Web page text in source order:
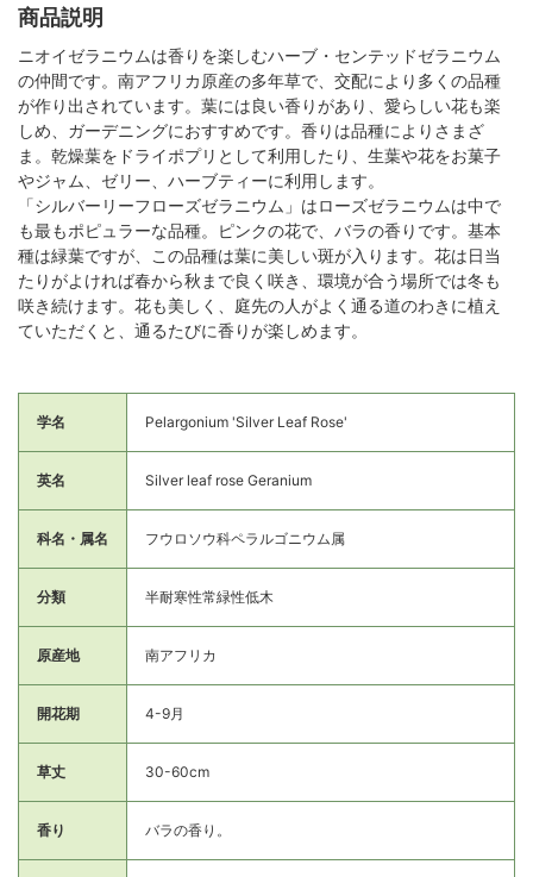
商品説明
ニオイゼラニウムは香りを楽しむハーブ・センテッドゼラニウム
の仲間です。南アフリカ原産の多年草で、交配により多くの品種
が作り出されています。葉には良い香りがあり、愛らしい花も楽
しめ、ガーデニングにおすすめです。香りは品種によりさまざ
ま。乾燥葉をドライポプリとして利用したり、生葉や花をお菓子
やジャム、ゼリー、ハーブティーに利用します。
「シルバーリーフローズゼラニウム」はローズゼラニウムは中で
も最もポピュラーな品種。ピンクの花で、バラの香りです。基本
種は緑葉ですが、この品種は葉に美しい斑が入ります。花は日当
たりがよければ春から秋まで良く咲き、環境が合う場所では冬も
咲き続けます。花も美しく、庭先の人がよく通る道のわきに植え
ていただくと、通るたびに香りが楽しめます。
学名 Pelargonium 'Silver Leaf Rose'
英名 Silver leaf rose Geranium
科名・属名 フウロソウ科ペラルゴニウム属
分類 半耐寒性常緑性低木
原産地 南アフリカ
開花期 4-9月
草丈 30-60cm
香り バラの香り。